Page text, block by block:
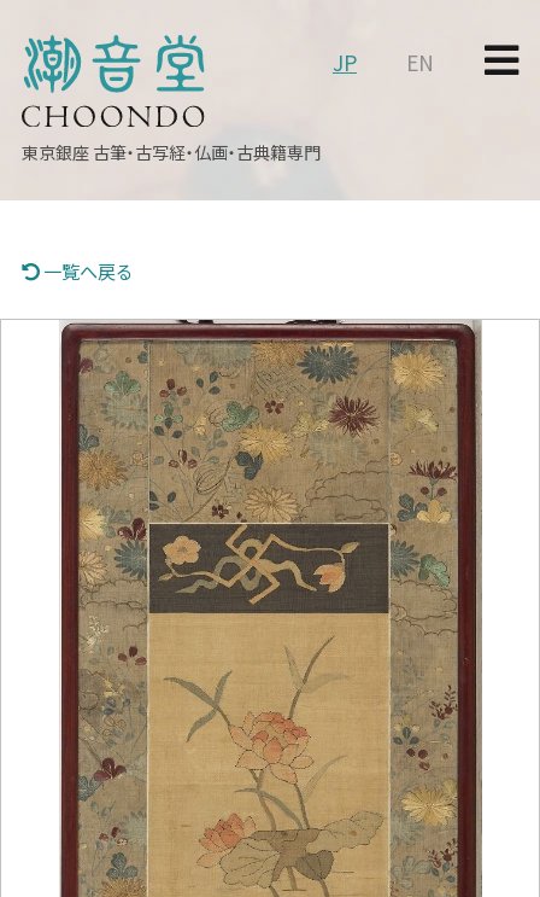
東京銀座 古筆・古写経・仏画・古典籍専門
JP EN
一覧へ戻る